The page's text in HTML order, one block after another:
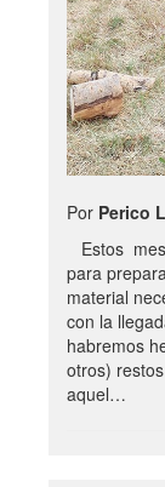
Por Perico
Estos
para
material
con la
habremos
otros)
aquel…